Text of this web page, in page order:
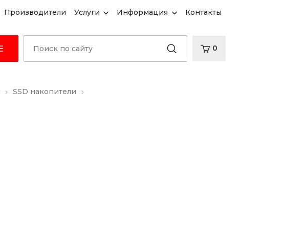
Производители Услуги Информация Контакты
0
SSD накопители